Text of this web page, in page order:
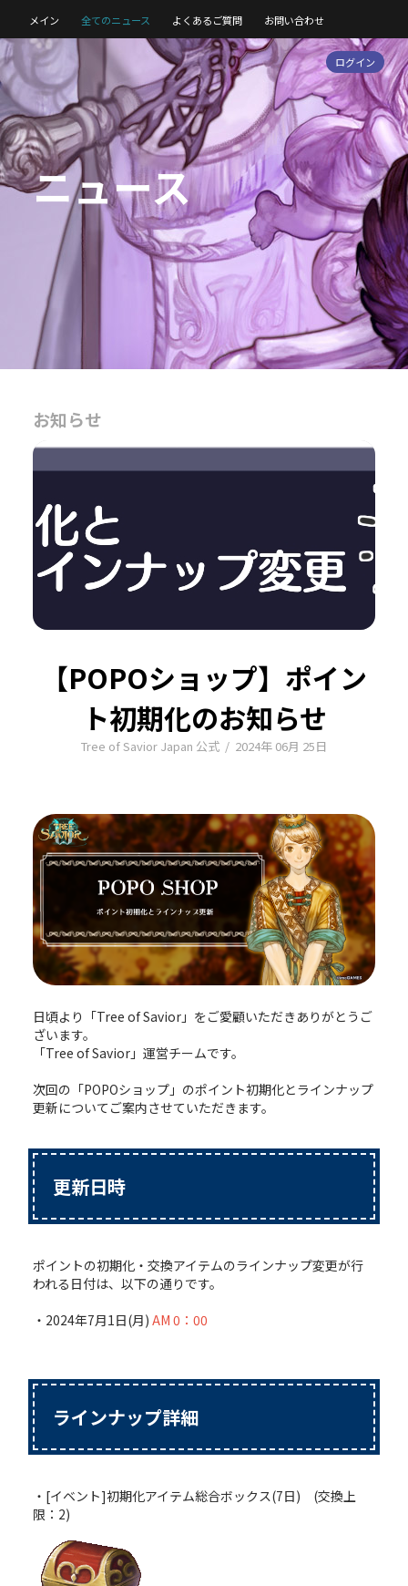
メイン 全てのニュース よくあるご質問 お問い合わせ
ログイン
ニュース
お知らせ
【POPOショップ】ポイン
ト初期化のお知らせ
Tree of Savior Japan 公式 / 2024年 06月 25日
日頃より「Tree of Savior」をご愛顧いただきありがとうご
ざいます。
「Tree of Savior」運営チームです。
次回の「POPOショップ」のポイント初期化とラインナップ
更新についてご案内させていただきます。
更新日時
ポイントの初期化・交換アイテムのラインナップ変更が行
われる日付は、以下の通りです。
・2024年7月1日(月) AM 0：00
ラインナップ詳細
・[イベント]初期化アイテム総合ボックス(7日) (交換上
限：2)